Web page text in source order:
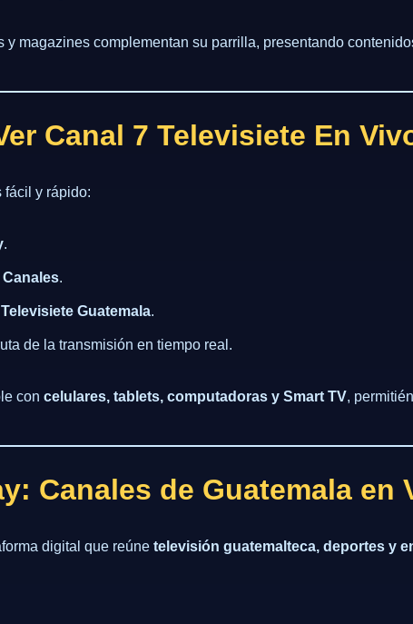
y magazines complementan su parrilla, presentando
Canal 7 Televisiete En
fácil y rápido:
.
Canales.
Guatemala.
de la transmisión en tiempo real.
con celulares, tablets, computadoras y Smart TV,
Canales de Guatemala
digital que reúne televisión guatemalteca, deportes y